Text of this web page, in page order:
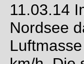
11.03.14
Nordsee